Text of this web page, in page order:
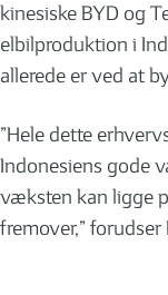
kinesiske BYD og
elbilproduktion i
allerede er ved at
”Hele dette
Indonesiens gode
væksten kan ligge
fremover,” forudser